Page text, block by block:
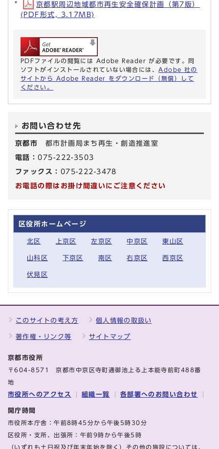
京都駅周辺地域都市再生安全確保計画（第7版）
(PDF形式, 3.17MB)
PDFファイルの閲覧には Adobe Reader が必要です。同
ソフトがインストールされていない場合には、 Adobe 社の
サイトから Adobe Reader をダウンロード（無償）して
ください。
お問い合わせ先
京都市 都市計画局まち再生・創造推進室
電話：075-222-3503
ファックス： 075-222-3478
お電話の際はお掛け間違いにご注意ください
区役所ホームページ
北区 上京区 左京区 中京区 東山区
山科区 下京区 南区 右京区 西京区
伏見区
このサイトの考え方 個人情報の取扱い
著作権・リンク等 サイトマップ
京都市役所
〒604-8571 京都市中京区寺町通御池上る上本能寺前町488番
地
市役所へのアクセス 組織一覧 各部署へのお問い合わせ
開庁時間
市役所本庁舎：午前8時45分から午後5時30分
区役所・支所、出張所：午前9時から午後5時
（いずれも土日祝及び年末年始を除く）その他の施設については、